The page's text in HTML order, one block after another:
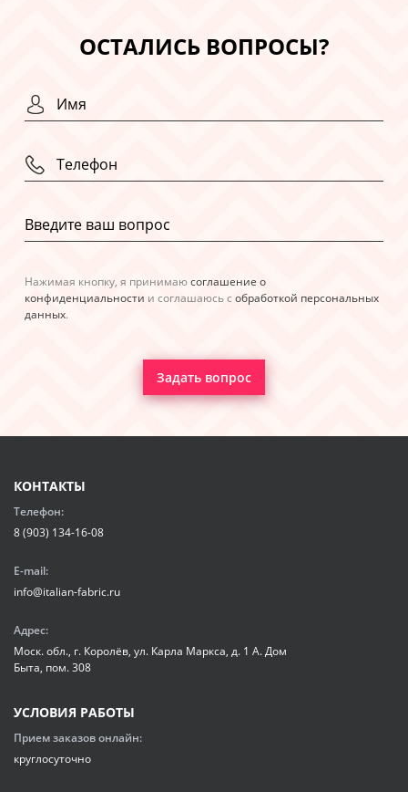
ОСТАЛИСЬ ВОПРОСЫ?
Нажимая кнопку, я принимаюсоглашение о
конфиденциальности и соглашаюсь с обработкой персональных
данных.
Задать вопрос
КОНТАКТЫ
Телефон:
8 (903) 134-16-08
E-mail:
info@italian-fabric.ru
Адрес:
Моск. обл., г. Королёв, ул. Карла Маркса, д. 1 А. Дом
Быта, пом. 308
УСЛОВИЯ РАБОТЫ
Прием заказов онлайн:
круглосуточно